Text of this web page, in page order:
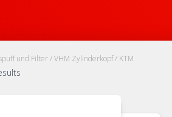
und Filter/VHM Zylinderkopf/ KTM